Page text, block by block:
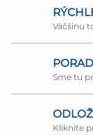
Väčšinu
Sme tu
Kliknite